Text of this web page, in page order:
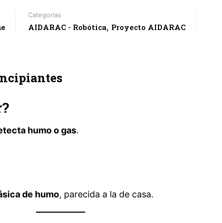
Categorías
AIDARAC - Robótica, Proyecto AIDARAC
humo o gas.
de humo, parecida a la de casa.